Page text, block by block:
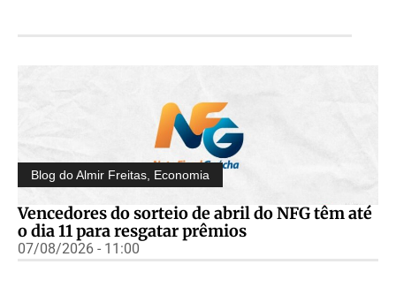
Blog do Almir Freitas, Economia
Vencedores do sorteio de abril do NFG têm até
o dia 11 para resgatar prêmios
07/08/2026 - 11:00